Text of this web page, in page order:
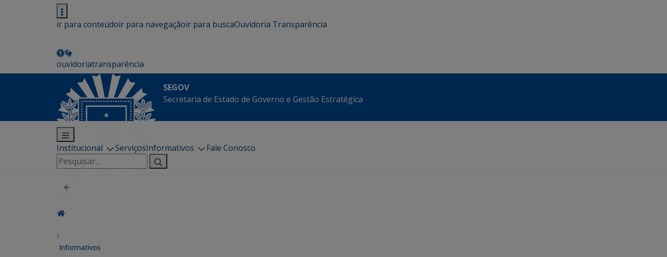
ir para conteúdoir para navegaçãoir para buscaOuvidoria Transparência
ouvidoriatransparência
SEGOV
Secretaria de Estado de Governo e Gestão Estratégica
Institucional ServiçosInformativos
Fale Conosco
Pesquisar
por:
Informativos